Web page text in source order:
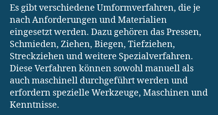
Es gibt verschiedene Umformverfahren, die je
nach Anforderungen und Materialien
eingesetzt werden. Dazu gehören das Pressen,
Schmieden, Ziehen, Biegen, Tiefziehen,
Streckziehen und weitere Spezialverfahren.
Diese Verfahren können sowohl manuell als
auch maschinell durchgeführt werden und
erfordern spezielle Werkzeuge, Maschinen und
Kenntnisse.